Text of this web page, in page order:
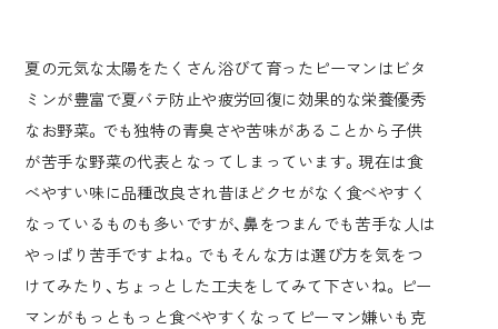
夏の元気な太陽をたくさん浴びて育ったピーマンはビタ
ミンが豊富で夏バテ防止や疲労回復に効果的な栄養優秀
なお野菜。でも独特の青臭さや苦味があることから子供
が苦手な野菜の代表となってしまっています。現在は食
べやすい味に品種改良され昔ほどクセがなく食べやすく
なっているものも多いですが、鼻をつまんでも苦手な人は
やっぱり苦手ですよね。でもそんな方は選び方を気をつ
けてみたり、ちょっとした工夫をしてみて下さいね。ピー
マンがもっともっと食べやすくなってピーマン嫌いも克